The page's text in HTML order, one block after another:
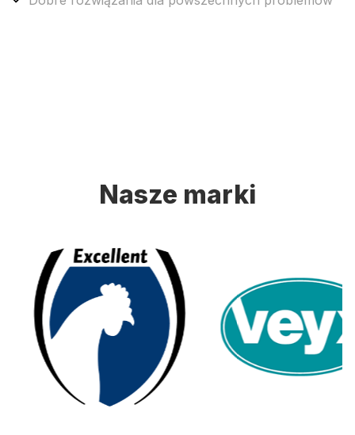
Nasze marki